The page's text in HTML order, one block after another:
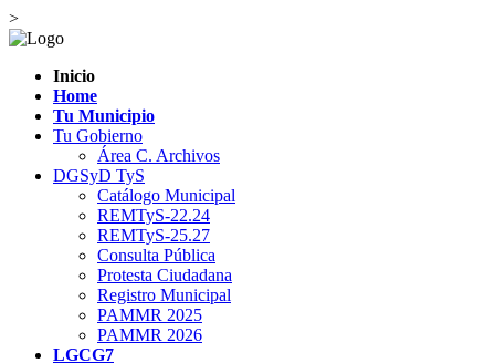
>
Inicio
Home
Tu Municipio
Tu Gobierno
Área C. Archivos
DGSyD TyS
Catálogo Municipal
REMTyS-22.24
REMTyS-25.27
Consulta Pública
Protesta Ciudadana
Registro Municipal
PAMMR 2025
PAMMR 2026
LGCG7